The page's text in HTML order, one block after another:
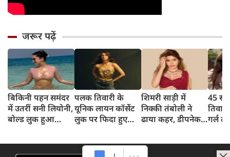
जरूर पढ़ें
बिकिनी पहन समंदर
में उतरीं सनी लियोनी,
बोल्ड लुक हुआ
पलक तिवारी के
यूनिक लायन कॉर्सेट
लुक पर फिदा हुए
शिमरी साड़ी में
निक्की तंबोली ने
ढाया कहर, डीपनेक
45
गर्ल